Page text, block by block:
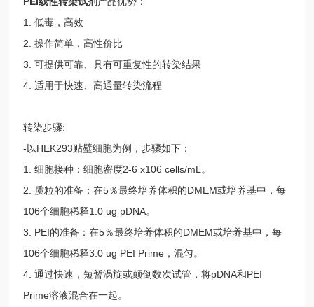
1. 低毒，高效
2. 操作简单，高性价比
3. 可提供可靠、具有可重复性的转染结果
4. 适用于快速、高通量转染流程
转染步骤:
-以HEK293贴壁细胞为例，步骤如下：
1. 细胞接种：细胞密度2-6 x106 cells/mL。
2. 质粒的准备：在5％最终培养体积的DMEM或培养基中，每
106个细胞稀释1.0 ug pDNA。
3. PEI的准备：在5％最终培养体积的DMEM或培养基中，每
106个细胞稀释3.0 ug PEI Prime，混匀。
4. 通过快速，短暂涡旋或颠倒数次试管，将pDNA和PEI
Prime溶液混合在一起。